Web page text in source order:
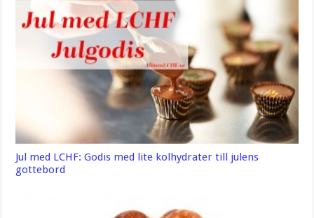
Jul med LCHF: Godis med lite kolhydrater till julens
gottebord